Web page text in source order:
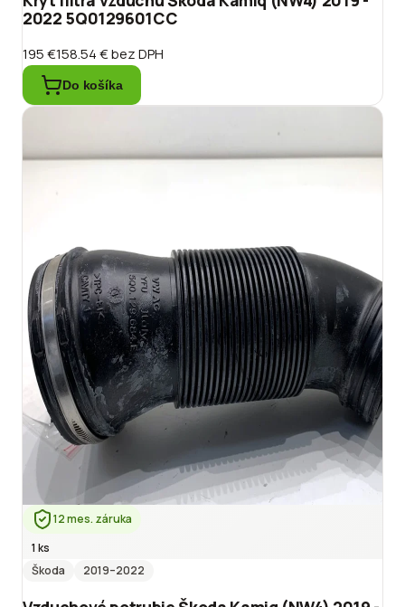
2022 5Q0129601CC
195 €158.54 €bez DPH
Do košíka
12 mes. záruka
1 ks
Škoda
2019–2022